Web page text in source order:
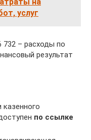
услуг
732 – расходы по
результат
по ссылке